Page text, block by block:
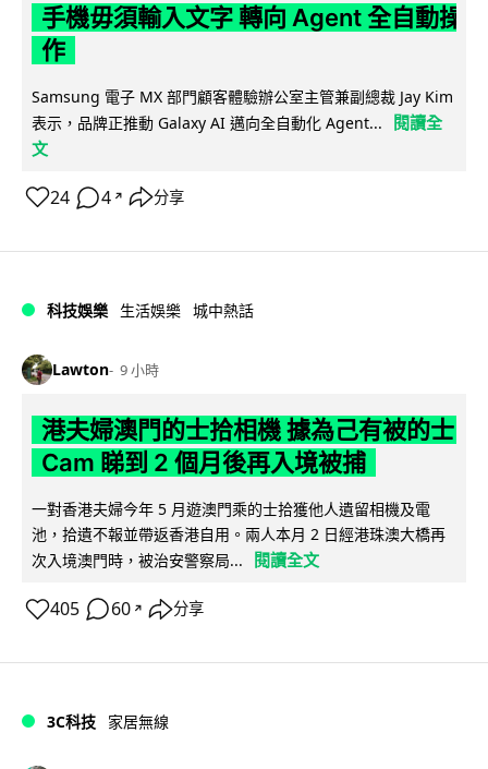
手機毋須輸入文字 轉向 Agent 全自動操
作
Samsung 電子 MX 部門顧客體驗辦公室主管兼副總裁 Jay Kim
表示，品牌正推動 Galaxy AI 邁向全自動化 Agent...
閱讀全
文
24 4 ↗ 分享
科技娛樂 生活娛樂 城中熱話
Lawton 9 小時
港夫婦澳門的士拾相機 據為己有被的士
Cam 睇到 2 個月後再入境被捕
一對香港夫婦今年 5 月遊澳門乘的士拾獲他人遺留相機及電
池，拾遺不報並帶返香港自用。兩人本月 2 日經港珠澳大橋再
次入境澳門時，被治安警察局...
閱讀全文
405 60 ↗ 分享
3C科技 家居無線